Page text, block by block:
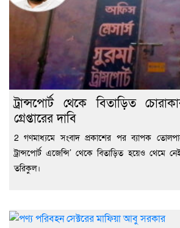
ট্রান্সপোর্ট থেকে বিতাড়িত
গ্রেপ্তারের দাবি
2 গণমাধ্যমে সংবাদ প্রকাশের পর ব্যাপক
ট্রান্সপোর্ট এজেন্সি’ থেকে বিতাড়িত হয়েও থেমে
তরিকুল।